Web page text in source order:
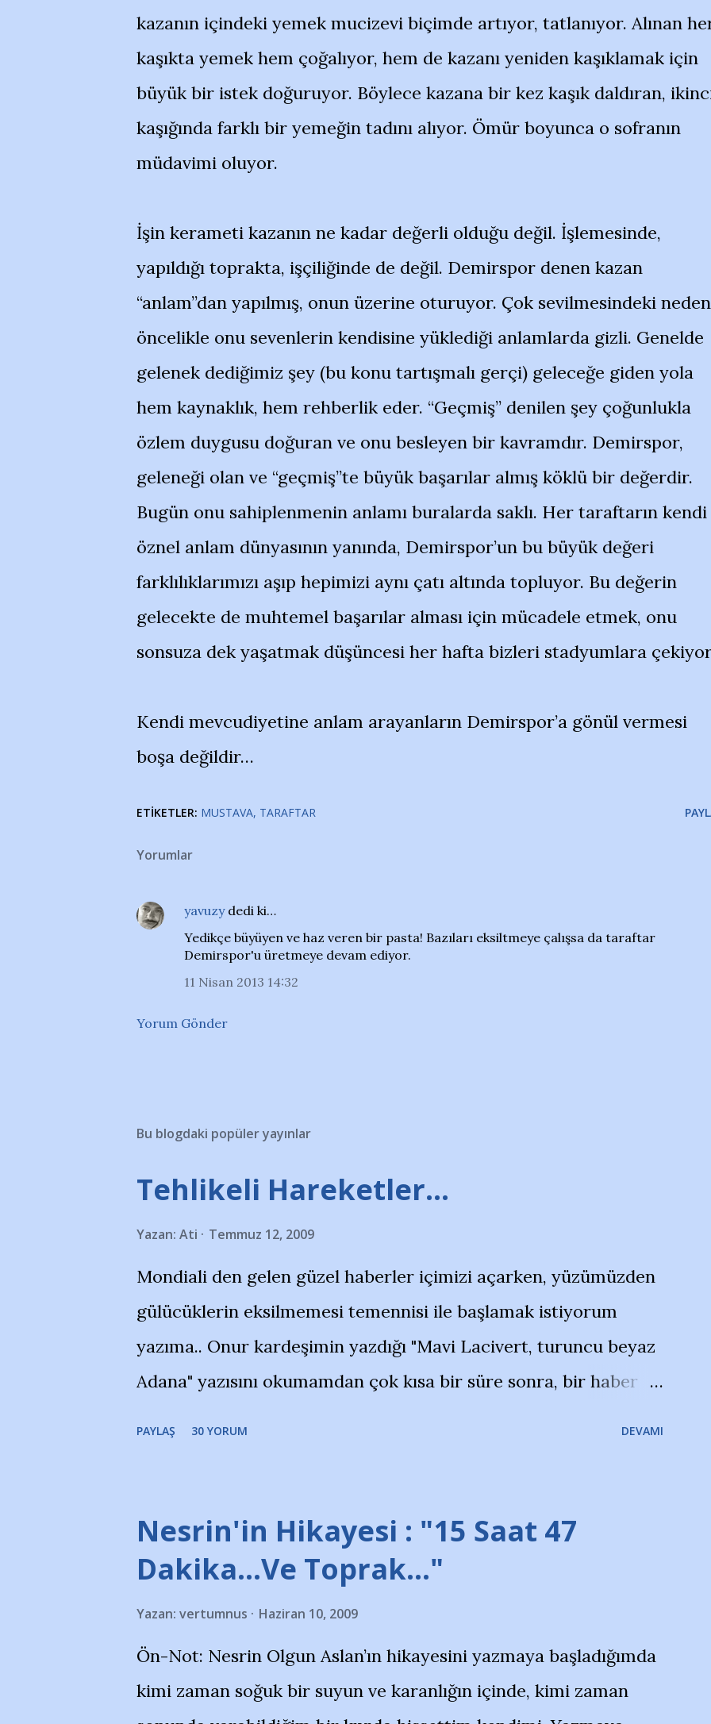
kazanın içindeki yemek mucizevi biçimde artıyor, tatlanıyor. Alınan
kaşıkta yemek hem çoğalıyor, hem de kazanı yeniden kaşıklamak için
büyük bir istek doğuruyor. Böylece kazana bir kez kaşık daldıran,
kaşığında farklı bir yemeğin tadını alıyor. Ömür boyunca o sofranın
müdavimi oluyor.
İşin kerameti kazanın ne kadar değerli olduğu değil. İşlemesinde,
yapıldığı toprakta, işçiliğinde de değil. Demirspor denen kazan
“anlam”dan yapılmış, onun üzerine oturuyor. Çok sevilmesindeki
öncelikle onu sevenlerin kendisine yüklediği anlamlarda gizli. Genelde
gelenek dediğimiz şey (bu konu tartışmalı gerçi) geleceğe giden yola
hem kaynaklık, hem rehberlik eder. “Geçmiş” denilen şey çoğunlukla
özlem duygusu doğuran ve onu besleyen bir kavramdır. Demirspor,
geleneği olan ve “geçmiş”te büyük başarılar almış köklü bir değerdir.
Bugün onu sahiplenmenin anlamı buralarda saklı. Her taraftarın kendi
öznel anlam dünyasının yanında, Demirspor’un bu büyük değeri
farklılıklarımızı aşıp hepimizi aynı çatı altında topluyor. Bu değerin
gelecekte de muhtemel başarılar alması için mücadele etmek, onu
sonsuza dek yaşatmak düşüncesi her hafta bizleri stadyumlara
Kendi mevcudiyetine anlam arayanların Demirspor’a gönül vermesi
boşa değildir…
ETIKETLER: MUSTAVA TARAFTAR
Yorumlar
yavuzydedi ki…
Yedikçe büyüyen ve haz veren bir pasta! Bazıları eksiltmeye çalışsa da taraftar
Demirspor'u üretmeye devam ediyor.
11 Nisan 2013 14:32
Yorum Gönder
Bu blogdaki popüler yayınlar
Tehlikeli Hareketler...
Yazan: Ati Temmuz 12, 2009
Mondiali den gelen güzel haberler içimizi açarken, yüzümüzden
gülücüklerin eksilmemesi temennisi ile başlamak istiyorum
yazıma.. Onur kardeşimin yazdığı "Mavi Lacivert, turuncu beyaz
Adana" yazısını okumamdan çok kısa bir süre sonra, bir haber
stadı önünde yaklaşık 200 taraftarın toplanarak İstanbul
takımlarının Futbol okullarını ve ürünlerini Bursa şehrinde
görmek istemediklerini bir protesto eylemiyle açıkladıklarını
bildiriyordu.. Bu grup adına açıklama yapan şahsı muhterem(!)
''Açık ve net olarak söylüyoruz. Bu son uyarımızdır. Bunun
yanısıra, bu takımlara ait tanıtıcı ilanların asılmasına izin veren
PAYLAŞ 30 YORUM DEVAMI
Nesrin'in Hikayesi : "15 Saat 47
Dakika…Ve Toprak…"
Yazan: vertumnus Haziran 10, 2009
Ön-Not: Nesrin Olgun Aslan’ın hikayesini yazmaya başladığımda
kimi zaman soğuk bir suyun ve karanlığın içinde, kimi zaman